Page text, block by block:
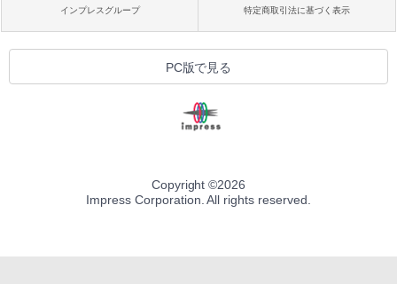
インプレスグループ 特定商取引法に基づく表示
PC版で見る
Copyright ©2026
Impress Corporation. All rights reserved.